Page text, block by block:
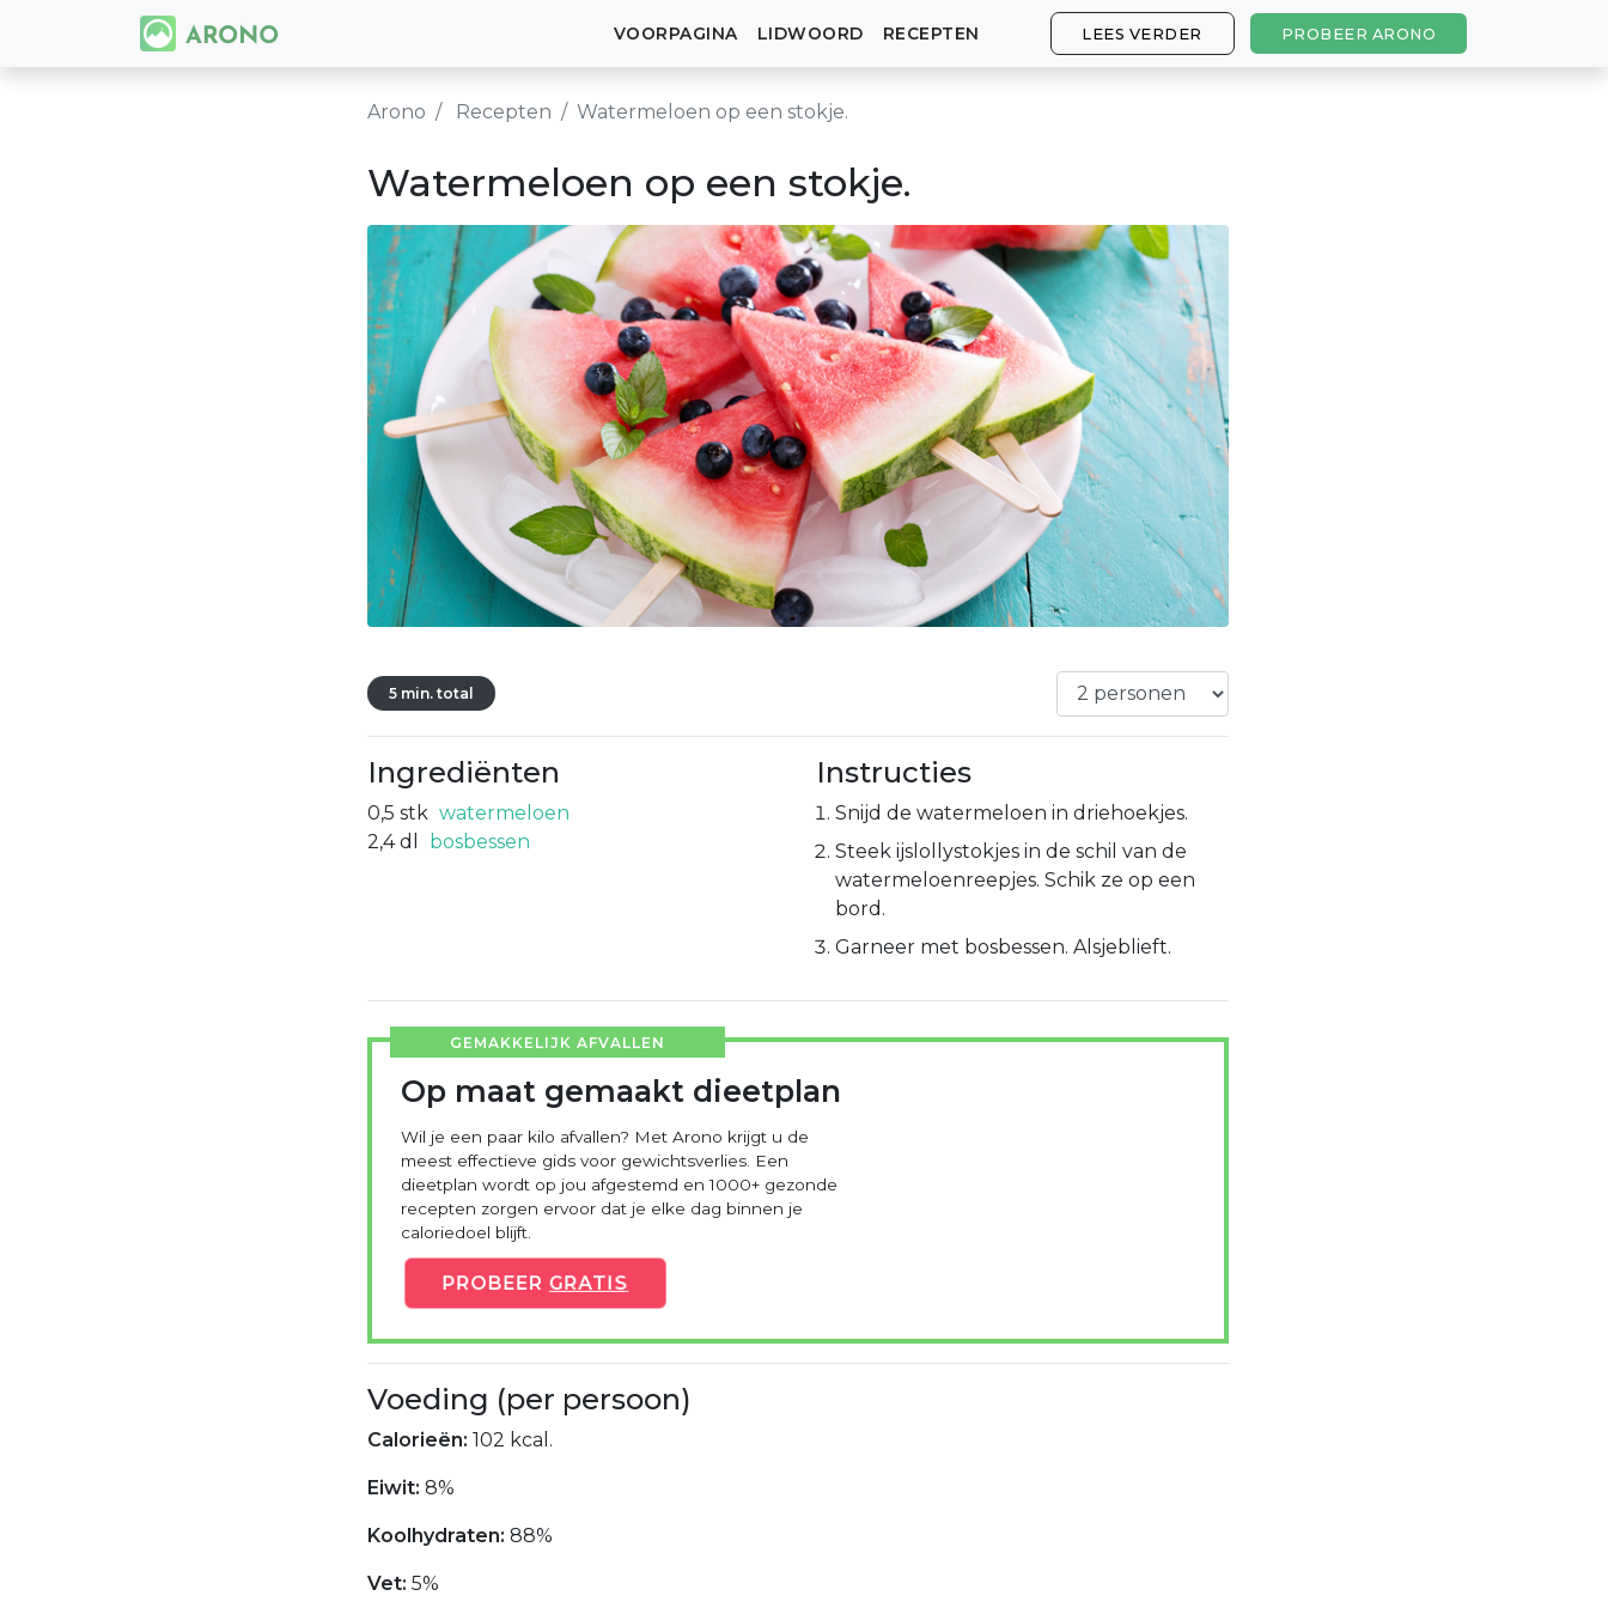
VOORPAGINA LIDWOORD RECEPTEN LEES VERDER PROBEER ARONO
Arono Recepten Watermeloen op een stokje.
Watermeloen op een stokje.
5 min. total
Ingrediënten
0,5 stk watermeloen
2,4 dl bosbessen
Instructies
Snijd de watermeloen in driehoekjes.
Steek ijslollystokjes in de schil van de
watermeloenreepjes. Schik ze op een
bord.
Garneer met bosbessen. Alsjeblieft.
GEMAKKELIJK AFVALLEN
Op maat gemaakt dieetplan
Wil je een paar kilo afvallen? Met Arono krijgt u de
meest effectieve gids voor gewichtsverlies. Een
dieetplan wordt op jou afgestemd en 1000+ gezonde
recepten zorgen ervoor dat je elke dag binnen je
caloriedoel blijft.
PROBEER GRATIS
Voeding (per persoon)
Calorieën: 102 kcal.
Eiwit: 8%
Koolhydraten: 88%
Vet: 5%